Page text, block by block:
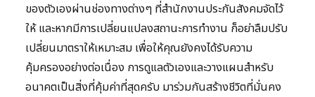
ของตัวเองผ่านช่องทางต่างๆ ที่สำนักงานประกันสังคมจัดไว้
ให้ และหากมีการเปลี่ยนแปลงสถานะการทำงาน ก็อย่าลืมปรับ
เปลี่ยนมาตราให้เหมาะสม เพื่อให้คุณยังคงได้รับความ
คุ้มครองอย่างต่อเนื่อง การดูแลตัวเองและวางแผนสำหรับ
อนาคตเป็นสิ่งที่คุ้มค่าที่สุดครับ มาร่วมกันสร้างชีวิตที่มั่นคง